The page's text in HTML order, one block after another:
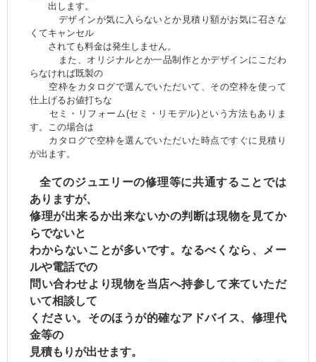
出します。
デザインが気に入らないとか見積り額がお気に召さな
くてキャンセル
されても料金は発生しません。
また、オリジナルとか一品制作とかデザインにこだわ
らなければ既製の
空枠をカタログで選んでいただいて、その空枠を使って
仕上げるお値打ちな
セミ・リフォーム(セミ・リモデル)という方法もありま
す。この場合は
カタログで空枠を選んでいただいた時点ですぐに見積り
が出ます。
全てのジュエリーの修理等に共通することでは
ありますが、
修理が出来るか出来ないかの判断は現物を見てか
らでないと
わからないことが多いです。なるべくなら、メー
ルや電話での
問い合わせより現物を当店へ持参して来ていただ
いて相談して
ください。 そのほうが的確なアドバイス、修理代
金等の
見積もりが出せます。